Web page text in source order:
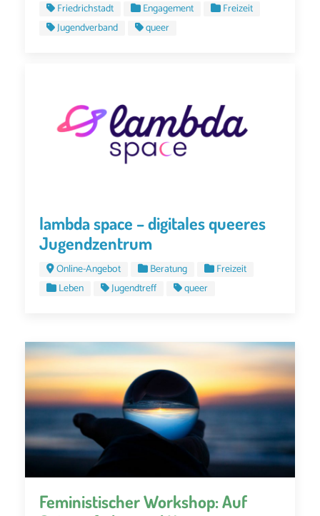
Friedrichstadt
Engagement
Freizeit
Jugendverband
queer
lambda space – digitales queeres
Jugendzentrum
Online-Angebot Beratung
Freizeit
Leben
Jugendtreff queer
Feministischer Workshop: Auf